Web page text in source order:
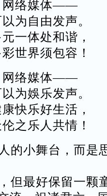
网络媒体——
为自由发声。
一体处和谐，
世界须包容！
网络媒体——
为娛乐发声。
快乐好生活，
之乐人共情！
的小舞台，而是
但最好保留一颗